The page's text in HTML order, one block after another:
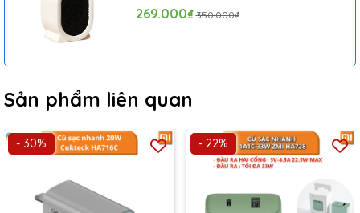
269.000₫ 350.000₫
Sản phẩm liên quan
- 30% - 22%